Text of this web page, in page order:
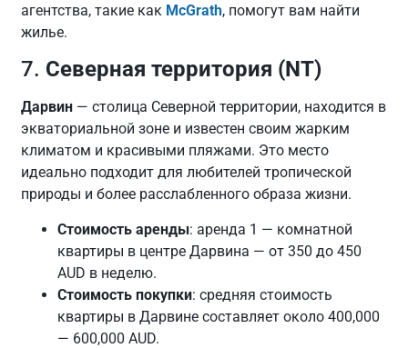
агентства, такие как McGrath, помогут вам найти
жилье.
7. Северная территория (NT)
Дарвин — столица Северной территории, находится в
экваториальной зоне и известен своим жарким
климатом и красивыми пляжами. Это место
идеально подходит для любителей тропической
природы и более расслабленного образа жизни.
Стоимость аренды: аренда 1 — комнатной
квартиры в центре Дарвина — от 350 до 450
AUD в неделю.
Стоимость покупки: средняя стоимость
квартиры в Дарвине составляет около 400,000
— 600,000 AUD.